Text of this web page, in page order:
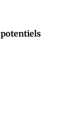
potentiels